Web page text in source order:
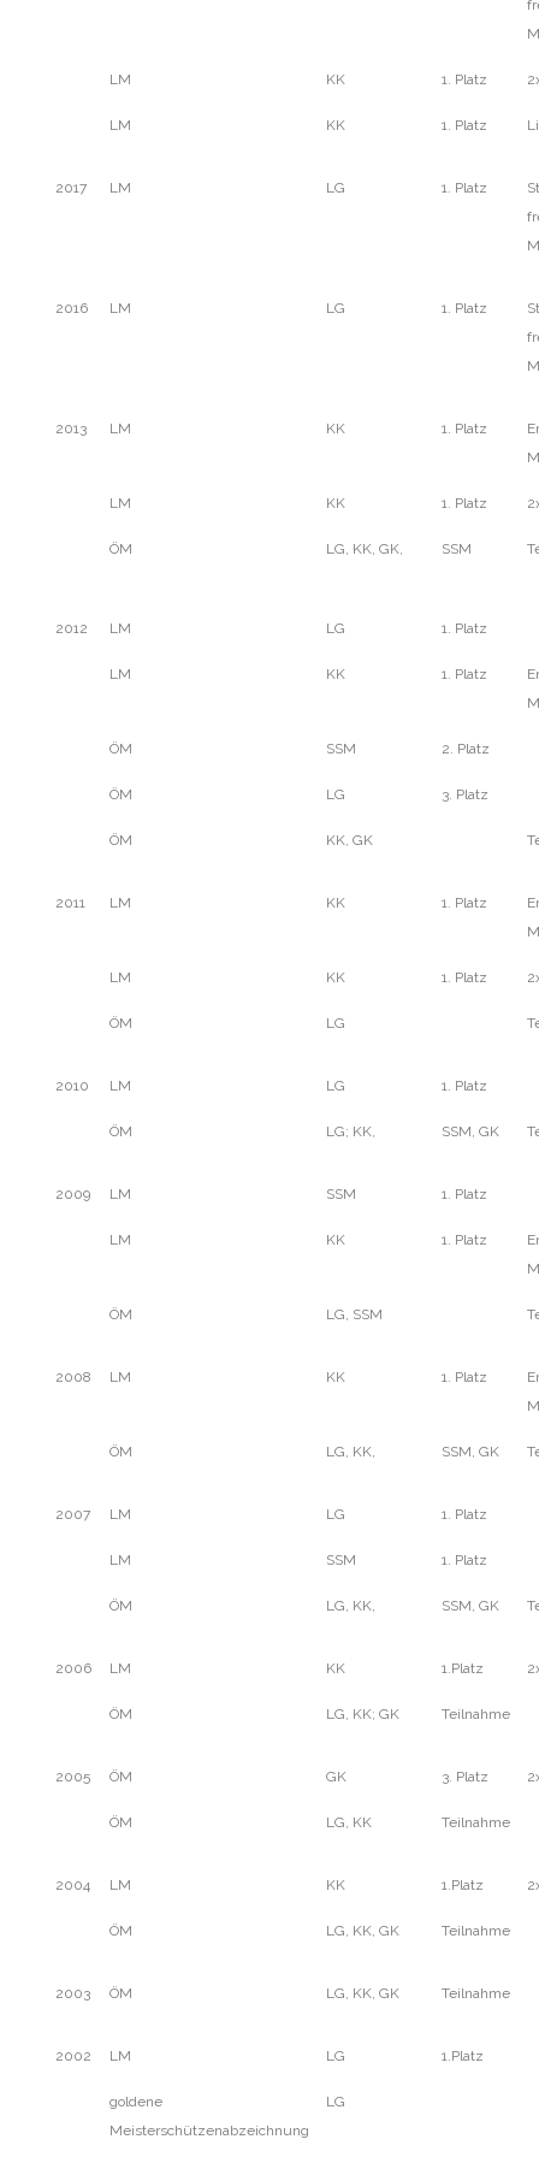
LM KK 1. Platz
LM KK 1. Platz
2017 LM LG 1. Platz
2016 LM LG 1. Platz
2013 LM KK 1. Platz
LM KK 1. Platz
ÖM LG, KK, GK, SSM
2012 LM LG 1. Platz
LM KK 1. Platz
ÖM SSM 2. Platz
ÖM LG 3. Platz
ÖM KK, GK
2011 LM KK 1. Platz
LM KK 1. Platz
ÖM LG
2010 LM LG 1. Platz
ÖM LG; KK, SSM, GK
2009 LM SSM 1. Platz
LM KK 1. Platz
ÖM LG, SSM
2008 LM KK 1. Platz
ÖM LG, KK, SSM, GK
2007 LM LG 1. Platz
LM SSM 1. Platz
ÖM LG, KK, SSM, GK
2006 LM KK 1.Platz
ÖM LG, KK; GK Teilnahme
2005 ÖM GK 3. Platz
ÖM LG, KK Teilnahme
2004 LM KK 1.Platz
ÖM LG, KK, GK Teilnahme
2003 ÖM LG, KK, GK Teilnahme
2002 LM LG 1.Platz
goldene
Meisterschützenabzeichnung
LG